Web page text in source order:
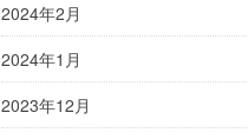
2024年2月
2024年1月
2023年12月